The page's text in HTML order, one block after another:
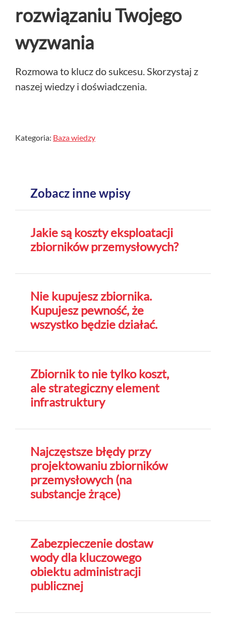
rozwiązaniu Twojego
wyzwania
Rozmowa to klucz do sukcesu. Skorzystaj z
naszej wiedzy i doświadczenia.
Kategoria: Baza wiedzy
Zobacz inne wpisy
Jakie są koszty eksploatacji
zbiorników przemysłowych?
Nie kupujesz zbiornika.
Kupujesz pewność, że
wszystko będzie działać.
Zbiornik to nie tylko koszt,
ale strategiczny element
infrastruktury
Najczęstsze błędy przy
projektowaniu zbiorników
przemysłowych (na
substancje żrące)
Zabezpieczenie dostaw
wody dla kluczowego
obiektu administracji
publicznej